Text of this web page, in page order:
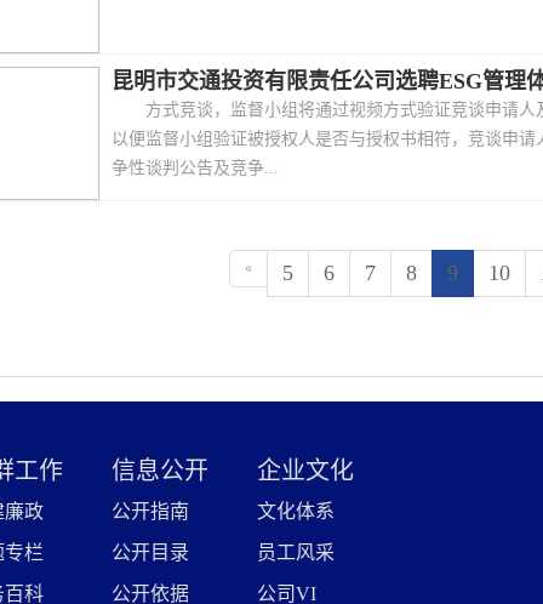
昆明市交通投资有限责任公司选聘ESG管理
方式竞谈，监督小组将通过视频方式验证竞谈申请
以便监督小组验证被授权人是否与授权书相符，竞谈申
争性谈判公告及竞争...
« 5 6 7 8 9 10
工作
廉政
专栏
百科
信息公开
公开指南
公开目录
公开依据
企业文化
文化体系
员工风采
公司VI